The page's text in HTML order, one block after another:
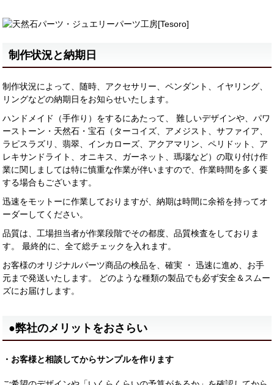
制作状況と納期日
制作状況によって、随時、アクセサリー、ペンダント、イヤリング、
リングなどの納期日をお知らせいたします。
ハンドメイド（手作り）をするにあたって、 難しいデザインや、パワ
ーストーン・天然石・宝石（ターコイズ、アメジスト、サファイア、
ラピスラズリ、翡翠、インカローズ、アクアマリン、ペリドット、ア
レキサンドライト、オニキス、ガーネット、瑪瑙など）の取り付け作
業に関しましては特に慎重な作業が伴いますので、作業時間を多く要
する場合もございます。
迅速をモットーに作業しておりますが、納期は時間に余裕を持ってオ
ーダーしてください。
品質は、工場担当者が作業段階でその都度、品質検査をしておりま
す。 最終的に、全て総チェックを入れます。
お客様のオリジナルパーツ商品の検品を、確実 ・ 迅速に進め、お手
元まで発送いたします。 どのような種類の製品でも必ず安全＆スムー
ズにお届けします。
●弊社のメリットをおさらい
・お客様と相談してからサンプルを作ります